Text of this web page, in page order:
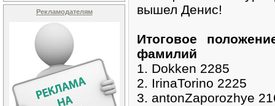
Рекламодателям
вышел Денис!
Итоговое
фамилий
1. Dokken 2285
2. IrinaTorino 2225
3. antonZaporozhye